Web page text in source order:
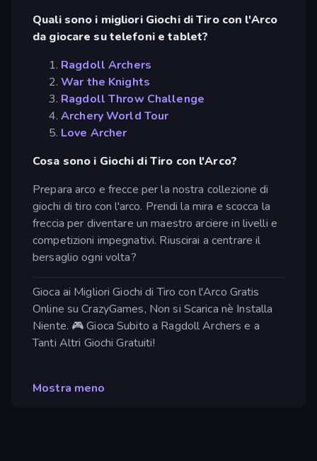
Quali sono i migliori Giochi di Tiro con l'Arco
da giocare su telefoni e tablet?
Ragdoll Archers
War the Knights
Ragdoll Throw Challenge
Archery World Tour
Love Archer
Cosa sono i Giochi di Tiro con l'Arco?
Prepara arco e frecce per la nostra collezione di
giochi di tiro con l'arco. Prendi la mira e scocca la
freccia per diventare un maestro arciere in livelli e
competizioni impegnativi. Riuscirai a centrare il
bersaglio ogni volta?
Gioca ai Migliori Giochi di Tiro con l'Arco Gratis
Online su CrazyGames, Non si Scarica nè Installa
Niente. 🎮 Gioca Subito a Ragdoll Archers e a
Tanti Altri Giochi Gratuiti!
Mostra meno